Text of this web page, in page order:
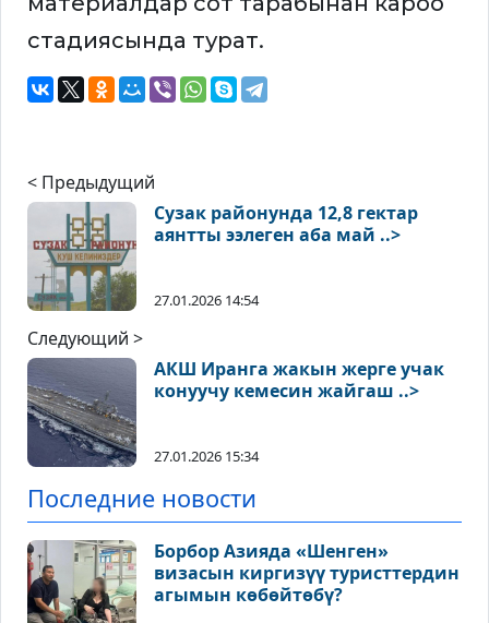
стадиясында турат.
< Предыдущий
Сузак районунда 12,8 гектар
аянтты ээлеген аба май ..>
27.01.2026 14:54
Следующий >
АКШ Иранга жакын жерге учак
конуучу кемесин жайгаш ..>
27.01.2026 15:34
Последние новости
Борбор Азияда «Шенген»
визасын киргизүү туристтердин
агымын көбөйтөбү?